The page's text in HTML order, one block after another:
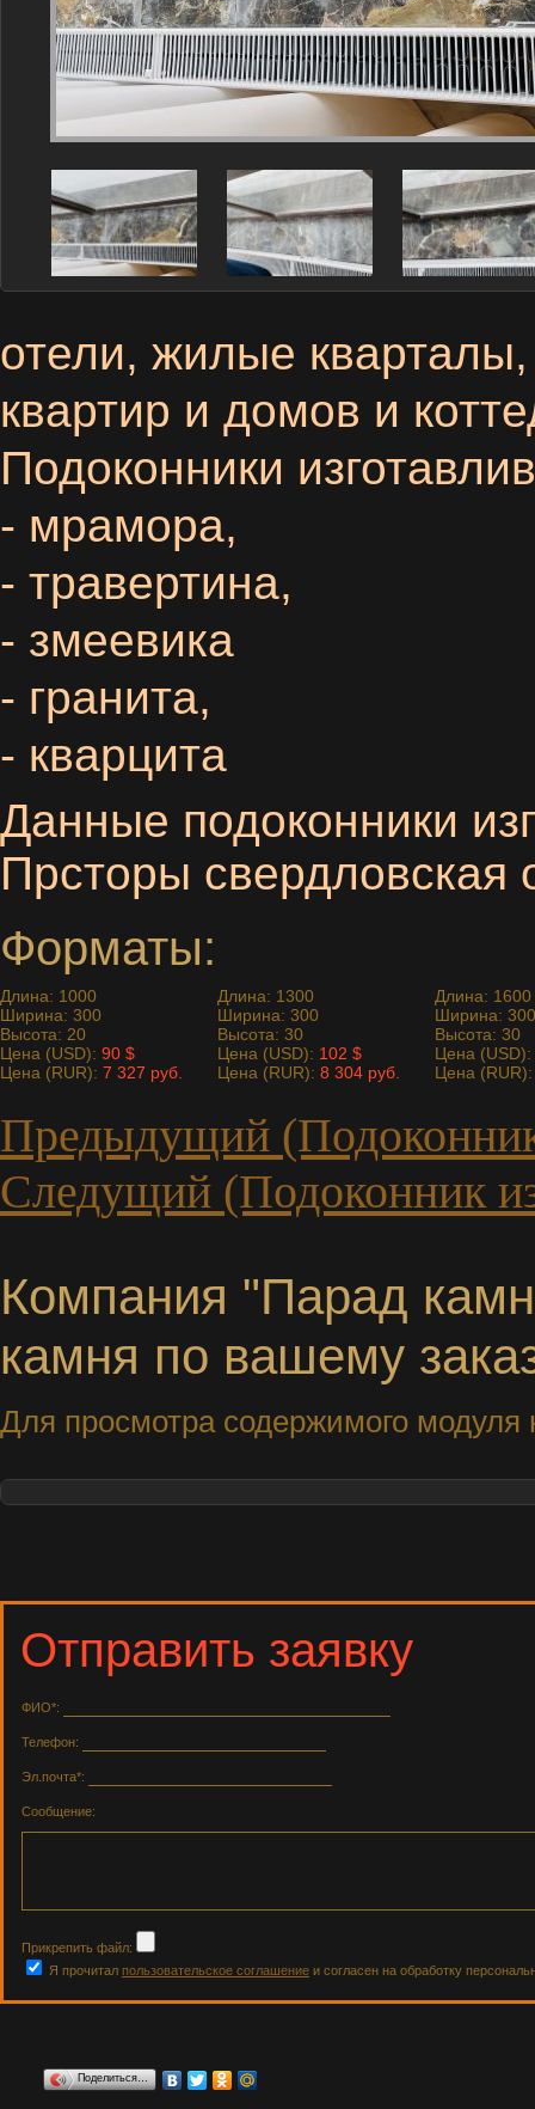
отели, жилые
квартир и домов и
Подоконники
- мрамора,
- травертина,
- змеевика
- гранита,
- кварцита
Данные подоконники
Прсторы свердловская
Форматы:
Длина: 1000
Ширина: 300
Высота: 20
Цена (USD): 90 $
Цена (RUR): 7 327 руб.
Длина: 1300
Ширина: 300
Высота: 30
Цена (USD): 102 $
Цена (RUR): 8 304 руб.
Длина: 1600
Ширина: 300
Высота: 30
Цена (USD):
Цена
Предыдущий
Следущий (Подоконник
Компания "Парад
камня по вашему
Для просмотра содержимого
Отправить заявку
ФИО*:
Телефон:
Эл.почта*:
Сообщение:
Прикрепить файл:
Я прочитал пользовательское соглашение и согласен на обработку
Поделиться…